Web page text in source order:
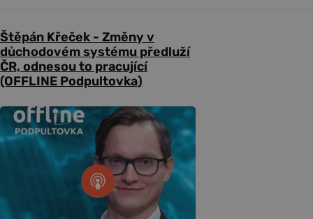
Štěpán Křeček - Změny v
důchodovém systému předluží
ČR, odnesou to pracující
(OFFLINE Podpultovka)